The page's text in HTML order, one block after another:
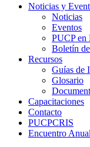
Noticias y
Noticias
Eventos
PUCP en
Boletín
Recursos
Guías de
Glosario
Capacitaciones
Contacto
PUCPCRIS
Encuentro Anual